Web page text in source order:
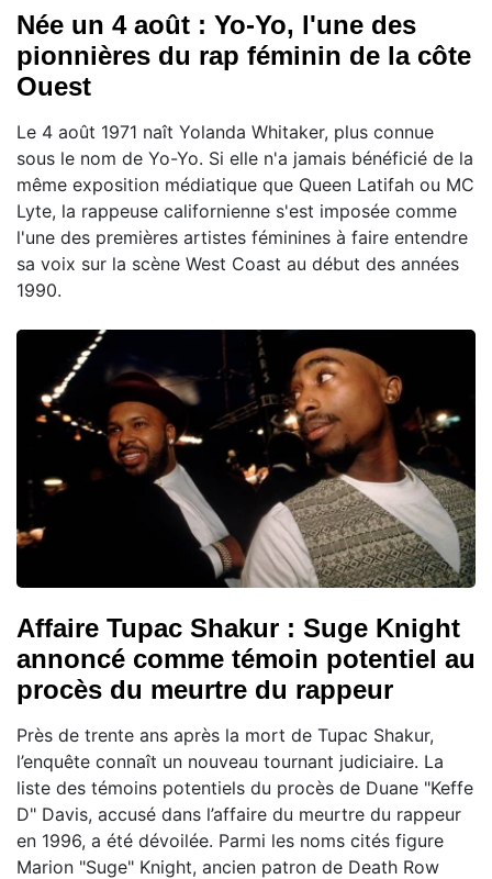
Née un 4 août : Yo-Yo, l'une des
pionnières du rap féminin de la côte
Ouest
Le 4 août 1971 naît Yolanda Whitaker, plus connue
sous le nom de Yo-Yo. Si elle n'a jamais bénéficié de la
même exposition médiatique que Queen Latifah ou MC
Lyte, la rappeuse californienne s'est imposée comme
l'une des premières artistes féminines à faire entendre
sa voix sur la scène West Coast au début des années
1990.
Affaire Tupac Shakur : Suge Knight
annoncé comme témoin potentiel au
procès du meurtre du rappeur
Près de trente ans après la mort de Tupac Shakur,
l’enquête connaît un nouveau tournant judiciaire. La
liste des témoins potentiels du procès de Duane "Keffe
D" Davis, accusé dans l’affaire du meurtre du rappeur
en 1996, a été dévoilée. Parmi les noms cités figure
Marion "Suge" Knight, ancien patron de Death Row